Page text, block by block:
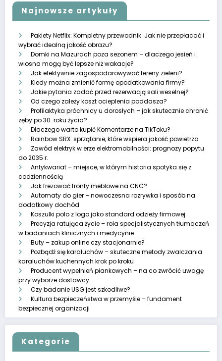
Najnowsze artykuły
Pakiety Netflix: Kompletny przewodnik. Jak nie przepłacać i
wybrać idealną jakość obrazu?
Domki na Mazurach poza sezonem – dlaczego jesień i
wiosna mogą być lepsze niż wakacje?
Jak efektywnie zagospodarowywać tereny zieleni?
Kiedy można zmienić formę opodatkowania firmy?
Jakie pytania zadać przed rezerwacją sali weselnej?
Od czego zależy koszt ocieplenia poddasza?
Profilaktyka próchnicy u dorosłych – jak skutecznie chronić
zęby po 30. roku życia?
Dlaczego warto kupić Komentarze na TikToku?
Rainbow SRX: sprzątanie, które wspiera jakość powietrza
Zawód elektryk w erze elektromobilności: prognozy popytu
do 2035 r.
Antykwariat – miejsce, w którym historia spotyka się z
codziennością
Jak frezować fronty meblowe na CNC?
Automaty do gier – nowoczesna rozrywka i sposób na
dodatkowy dochód
Koszulki polo z logo jako standard odzieży firmowej
Precyzja ratująca życie – rola specjalistycznych tłumaczeń
w badaniach klinicznych i medycynie
Buty – zakup online czy stacjonarnie?
Pozbądź się karaluchów – skuteczne metody zwalczania
karaluchów kuchennych krok po kroku
Producent wypełnień piankowych – na co zwrócić uwagę
przy wyborze dostawcy
Czy badanie USG jest szkodliwe?
Kultura bezpieczeństwa w przemyśle – fundament
bezpiecznej organizacji
Kategorie